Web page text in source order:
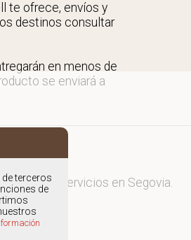
te ofrece, envíos y
destinos consultar
en menos de
se enviará a
nuestros servicios en Segovia.
terceros
de